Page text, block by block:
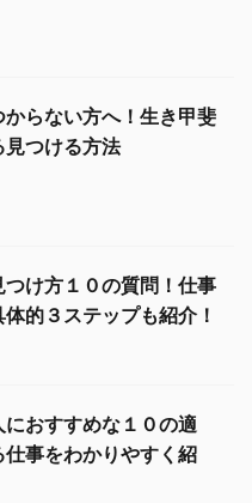
らない方へ！生き甲斐
見つける方法
け方１０の質問！仕事
的３ステップも紹介！
おすすめな１０の適
事をわかりやすく紹